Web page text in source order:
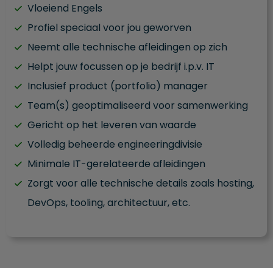
Vloeiend Engels
Profiel speciaal voor jou geworven
Neemt alle technische afleidingen op zich
Helpt jouw focussen op je bedrijf i.p.v. IT
Inclusief product (portfolio) manager
Team(s) geoptimaliseerd voor samenwerking
Gericht op het leveren van waarde
Volledig beheerde engineering­divisie
Minimale IT-gerelateerde afleidingen
Zorgt voor alle technische details zoals hosting,
DevOps, tooling, architectuur, etc.